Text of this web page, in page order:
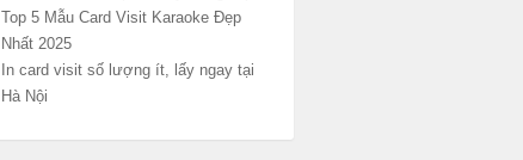
Top 5 Mẫu Card Visit Karaoke Đẹp
Nhất 2025
In card visit số lượng ít, lấy ngay tại
Hà Nội